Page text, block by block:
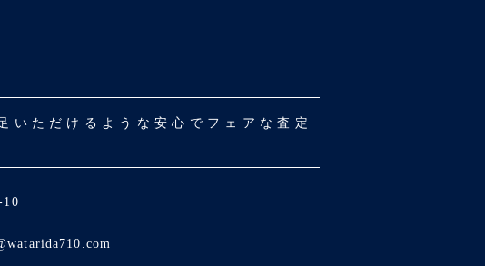
ただけるような安心でフェアな査定
10